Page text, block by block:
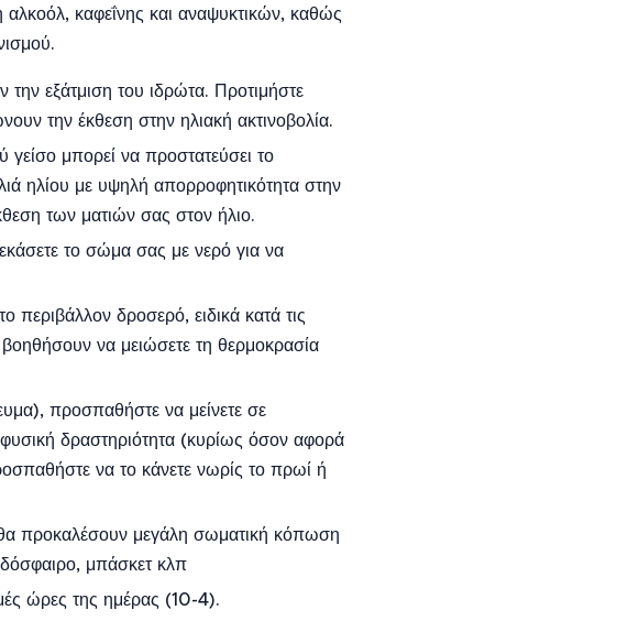
καφεΐνης και αναψυκτικών, καθώς
εξάτμιση του ιδρώτα. Προτιμήστε
την έκθεση στην ηλιακή ακτινοβολία.
μπορεί να προστατεύσει το
ηλίου με υψηλή απορροφητικότητα στην
των ματιών σας στον ήλιο.
το σώμα σας με νερό για να
περιβάλλον δροσερό, ειδικά κατά τις
να μειώσετε τη θερμοκρασία
προσπαθήστε να μείνετε σε
δραστηριότητα (κυρίως όσον αφορά
να το κάνετε νωρίς το πρωί ή
προκαλέσουν μεγάλη σωματική κόπωση
μπάσκετ κλπ
ώρες της ημέρας (10-4).